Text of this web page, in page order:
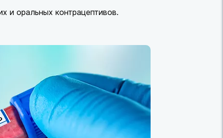
и оральных контрацептивов.